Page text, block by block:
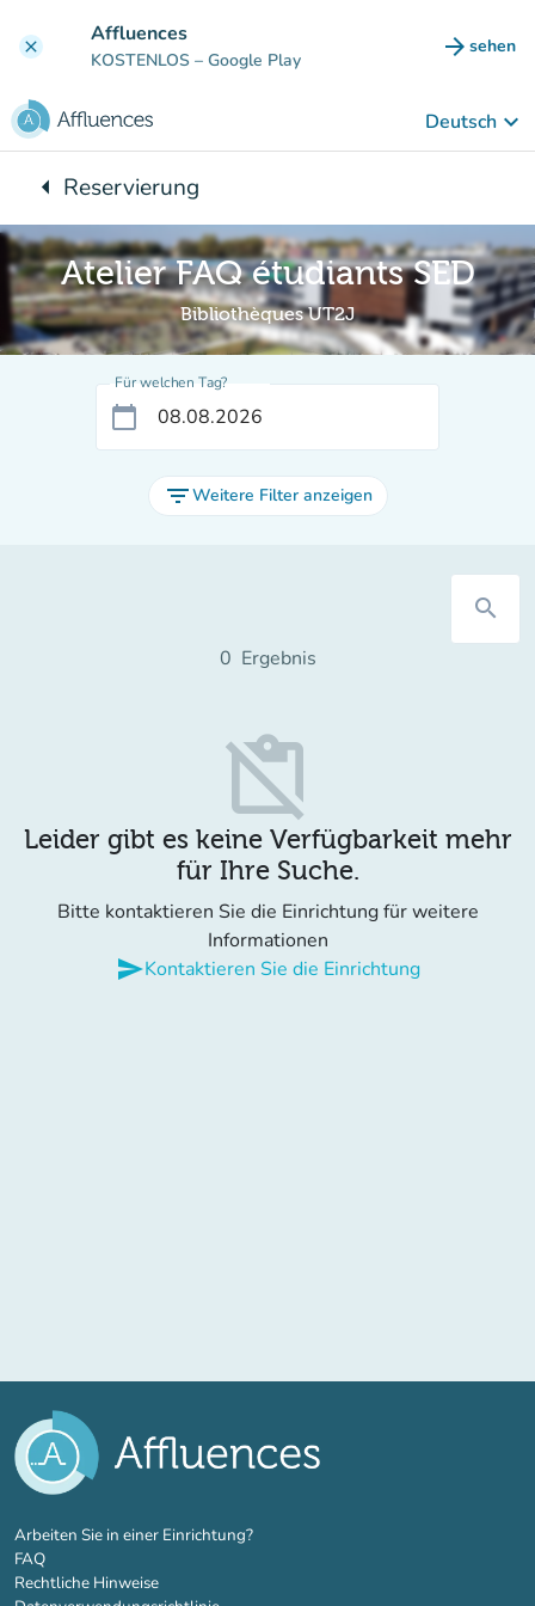
clear Affluences
KOSTENLOS – Google Play arrow_forward sehen
(new
Deutsch keyboard_arrow_down
arrow_leftZurück zu:
Reservierung
Atelier FAQ étudiants SED
Bibliothèques UT2J
Für welchen Tag?
calendar_today
filter_listWeitere Filter anzeigen
search
0 Ergebnis
content_paste_off
Leider gibt es keine Verfügbarkeit mehr
für Ihre Suche.
Bitte kontaktieren Sie die Einrichtung für weitere
Informationen
sendKontaktieren Sie die Einrichtung
Arbeiten Sie in einer Einrichtung?(new tab)
FAQ
Rechtliche Hinweise